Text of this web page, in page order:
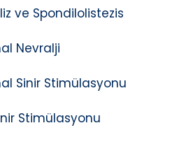
ve Spondilolistezis
Nevralji
Sinir Stimülasyonu
Stimülasyonu